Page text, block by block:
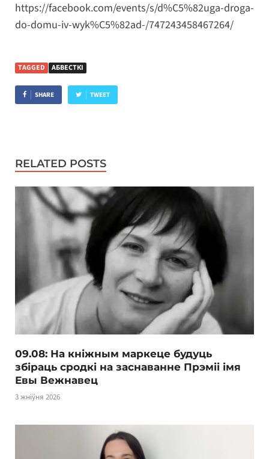
https://facebook.com/events/s/d%C5%82uga-droga-
do-domu-iv-wyk%C5%82ad-/747243458467264/
TAGGED АБВЕСТКІ
SHARE TWEET
RELATED POSTS
09.08: На кніжным маркеце будуць
збіраць сродкі на заснаванне Прэміі імя
Евы Вежнавец
3 жніўня 2026